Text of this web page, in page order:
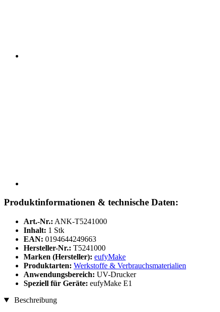
Produktinformationen & technische Daten:
Art.-Nr.: ANK-T5241000
Inhalt: 1 Stk
EAN: 0194644249663
Hersteller-Nr.: T5241000
Marken (Hersteller): eufyMake
Produktarten: Werkstoffe & Verbrauchsmaterialien
Anwendungsbereich: UV-Drucker
Speziell für Geräte: eufyMake E1
Beschreibung